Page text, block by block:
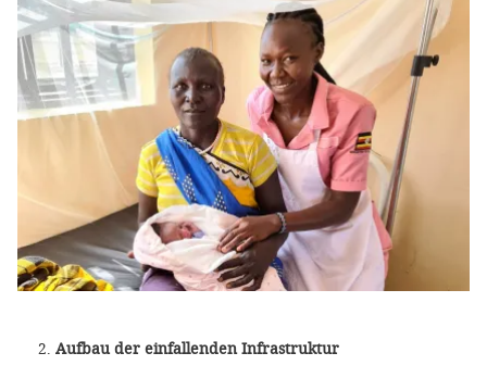
Aufbau der einfallenden Infrastruktur